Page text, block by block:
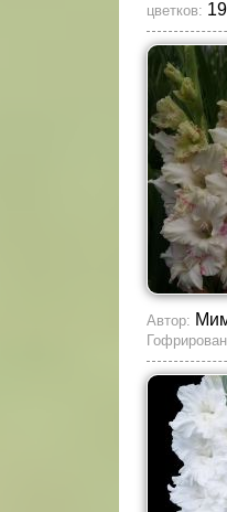
цветков:
Автор: